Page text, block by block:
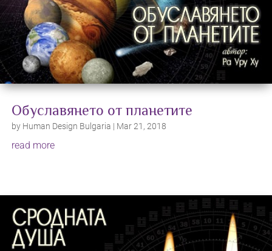
Обуславянето от планетите
by Human Design Bulgaria | Mar 21, 2018
read more